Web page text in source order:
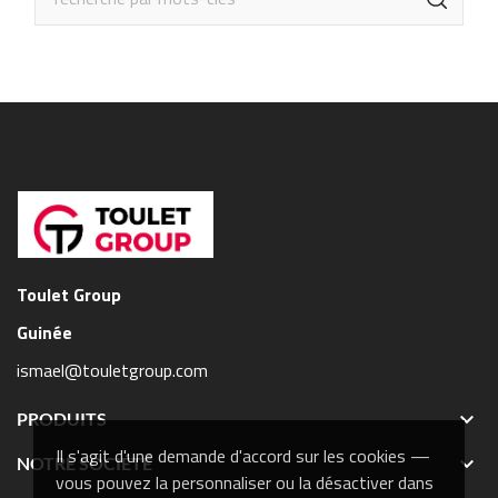
Il s'agit d'une demande d'accord sur les cookies —
vous pouvez la personnaliser ou la désactiver dans
Toulet Group
Guinée
ismael@touletgroup.com
PRODUITS 
NOTRE SOCIÉTÉ 